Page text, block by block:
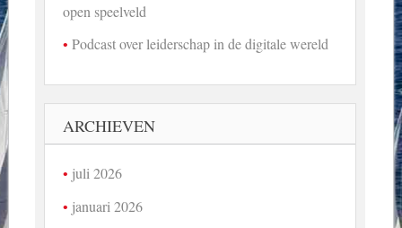
open speelveld
Podcast over leiderschap in de digitale wereld
ARCHIEVEN
juli 2026
januari 2026